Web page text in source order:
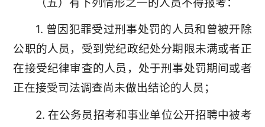
1. 曾因犯罪受过刑事处罚的人员和曾被开除
公职的人员，受到党纪政纪处分期限未满或者正
在接受纪律审查的人员，处于刑事处罚期间或者
正在接受司法调查尚未做出结论的人员；
2. 在公务员招考和事业单位公开招聘中被考